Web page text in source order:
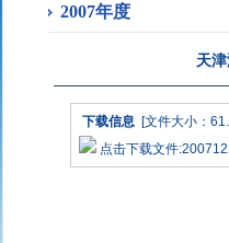
2007年度
天
下载信息[文件大小：
点击下载文件